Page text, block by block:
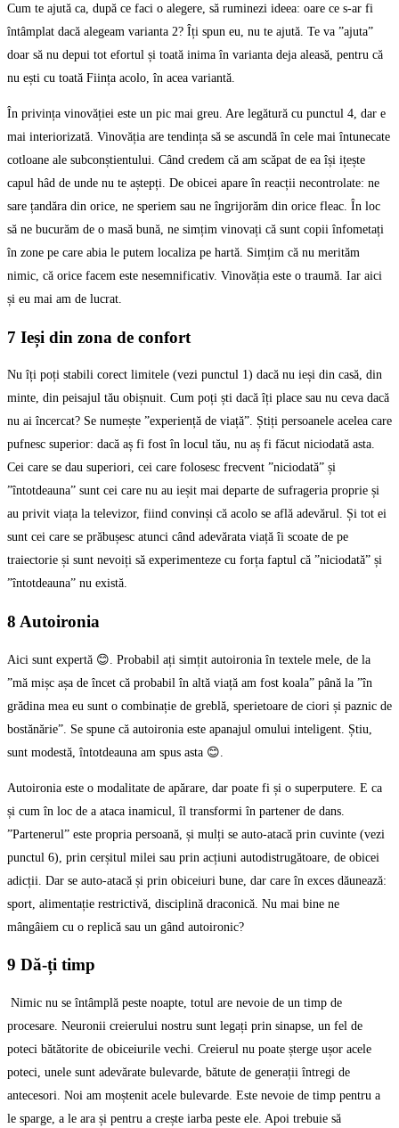
Cum te ajută ca, după ce faci o alegere, să ruminezi ideea: oare ce s-ar fi
întâmplat dacă alegeam varianta 2? Îți spun eu, nu te ajută. Te va ”ajuta”
doar să nu depui tot efortul și toată inima în varianta deja aleasă, pentru că
nu ești cu toată Ființa acolo, în acea variantă.
În privința vinovăției este un pic mai greu. Are legătură cu punctul 4, dar e
mai interiorizată. Vinovăția are tendința să se ascundă în cele mai întunecate
cotloane ale subconștientului. Când credem că am scăpat de ea își ițește
capul hâd de unde nu te aștepți. De obicei apare în reacții necontrolate: ne
sare țandăra din orice, ne speriem sau ne îngrijorăm din orice fleac. În loc
să ne bucurăm de o masă bună, ne simțim vinovați că sunt copii înfometați
în zone pe care abia le putem localiza pe hartă. Simțim că nu merităm
nimic, că orice facem este nesemnificativ. Vinovăția este o traumă. Iar aici
și eu mai am de lucrat.
7 Ieși din zona de confort
Nu îți poți stabili corect limitele (vezi punctul 1) dacă nu ieși din casă, din
minte, din peisajul tău obișnuit. Cum poți ști dacă îți place sau nu ceva dacă
nu ai încercat? Se numește ”experiență de viață”. Știți persoanele acelea care
pufnesc superior: dacă aș fi fost în locul tău, nu aș fi făcut niciodată asta.
Cei care se dau superiori, cei care folosesc frecvent ”niciodată” și
”întotdeauna” sunt cei care nu au ieșit mai departe de sufrageria proprie și
au privit viața la televizor, fiind convinși că acolo se află adevărul. Și tot ei
sunt cei care se prăbușesc atunci când adevărata viață îi scoate de pe
traiectorie și sunt nevoiți să experimenteze cu forța faptul că ”niciodată” și
”întotdeauna” nu există.
8 Autoironia
Aici sunt expertă 😊. Probabil ați simțit autoironia în textele mele, de la
”mă mișc așa de încet că probabil în altă viață am fost koala” până la ”în
grădina mea eu sunt o combinație de greblă, sperietoare de ciori și paznic de
bostănărie”. Se spune că autoironia este apanajul omului inteligent. Știu,
sunt modestă, întotdeauna am spus asta 😊.
Autoironia este o modalitate de apărare, dar poate fi și o superputere. E ca
și cum în loc de a ataca inamicul, îl transformi în partener de dans.
”Partenerul” este propria persoană, și mulți se auto-atacă prin cuvinte (vezi
punctul 6), prin cerșitul milei sau prin acțiuni autodistrugătoare, de obicei
adicții. Dar se auto-atacă și prin obiceiuri bune, dar care în exces dăunează:
sport, alimentație restrictivă, disciplină draconică. Nu mai bine ne
mângâiem cu o replică sau un gând autoironic?
9 Dă-ți timp
Nimic nu se întâmplă peste noapte, totul are nevoie de un timp de
procesare. Neuronii creierului nostru sunt legați prin sinapse, un fel de
poteci bătătorite de obiceiurile vechi. Creierul nu poate șterge ușor acele
poteci, unele sunt adevărate bulevarde, bătute de generații întregi de
antecesori. Noi am moștenit acele bulevarde. Este nevoie de timp pentru a
le sparge, a le ara și pentru a crește iarba peste ele. Apoi trebuie să